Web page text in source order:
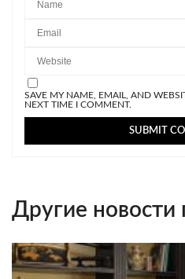
SAVE MY NAME, EMAIL, AND
NEXT TIME I COMMENT.
Другие новости